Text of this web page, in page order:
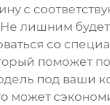
с
лишним будет
со
поможет
под ваши
может